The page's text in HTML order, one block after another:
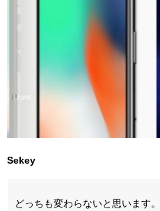
Sekey
どっちも変わらないと思います。